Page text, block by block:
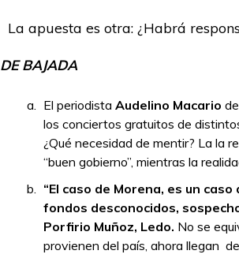
La apuesta es otra: ¿Habrá
DE BAJADA
El periodista Audelino Macario
los conciertos gratuitos de
¿Qué necesidad de mentir? La la
“buen gobierno”, mientras la
“El caso de Morena, es un
fondos desconocidos,
Porfirio Muñoz, Ledo. No se
provienen del país, ahora llegan